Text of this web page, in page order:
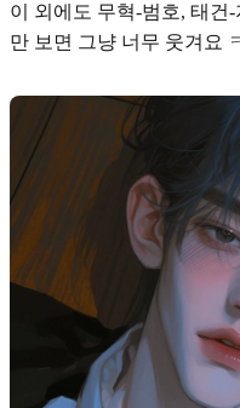
이 외에도 무혁-범호, 태건
만 보면 그냥 너무 웃겨요